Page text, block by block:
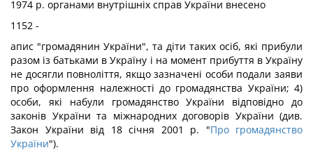
1974 р. органами внутрішніх справ України внесено
1152 -
апис "громадянин України", та діти таких осіб, які прибули
разом із батьками в Україну і на момент прибуття в Україну
не досягли повноліття, якщо зазначені особи подали заяви
про оформлення належності до громадянства України; 4)
особи, які набули громадянство України відповідно до
законів України та міжнародних договорів України (див.
Закон України від 18 січня 2001 р. "Про громадянство
України").